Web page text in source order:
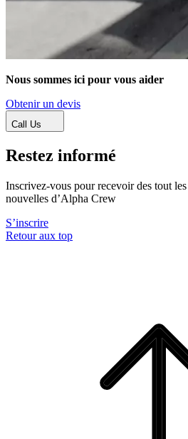
Nous sommes ici pour vous aider
Obtenir un devis
Call Us
Restez informé
Inscrivez-vous pour recevoir des tout
nouvelles d’Alpha Crew
S’inscrire
Retour aux top